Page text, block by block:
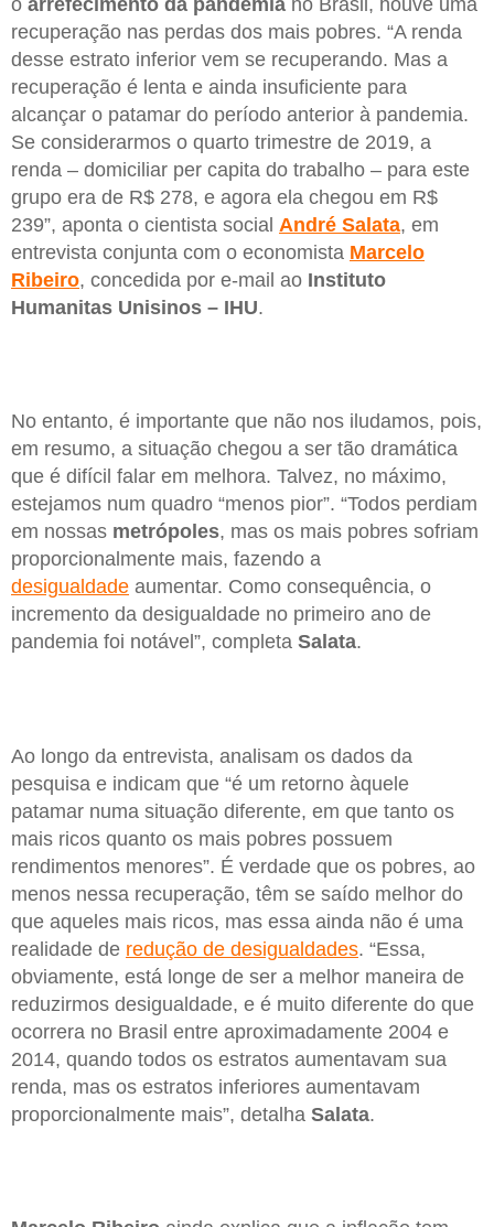
recuperação nas perdas dos mais pobres. “A renda
desse estrato inferior vem se recuperando. Mas a
recuperação é lenta e ainda insuficiente para
alcançar o patamar do período anterior à pandemia.
Se considerarmos o quarto trimestre de 2019, a
renda – domiciliar per capita do trabalho – para este
grupo era de R$ 278, e agora ela chegou em R$
239”, aponta o cientista social André Salata, em
entrevista conjunta com o economista Marcelo
Ribeiro, concedida por e-mail ao Instituto
Humanitas Unisinos – IHU.
No entanto, é importante que não nos iludamos, pois,
em resumo, a situação chegou a ser tão dramática
que é difícil falar em melhora. Talvez, no máximo,
estejamos num quadro “menos pior”. “Todos perdiam
em nossas metrópoles, mas os mais pobres sofriam
proporcionalmente mais, fazendo a
desigualdade aumentar. Como consequência, o
incremento da desigualdade no primeiro ano de
pandemia foi notável”, completa Salata.
Ao longo da entrevista, analisam os dados da
pesquisa e indicam que “é um retorno àquele
patamar numa situação diferente, em que tanto os
mais ricos quanto os mais pobres possuem
rendimentos menores”. É verdade que os pobres, ao
menos nessa recuperação, têm se saído melhor do
que aqueles mais ricos, mas essa ainda não é uma
realidade de redução de desigualdades. “Essa,
obviamente, está longe de ser a melhor maneira de
reduzirmos desigualdade, e é muito diferente do que
ocorrera no Brasil entre aproximadamente 2004 e
2014, quando todos os estratos aumentavam sua
renda, mas os estratos inferiores aumentavam
proporcionalmente mais”, detalha Salata.